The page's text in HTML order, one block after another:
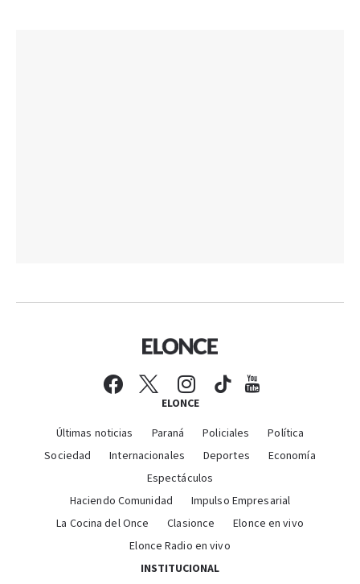
ELONCE
Últimas noticias Paraná Policiales
Política
Sociedad
Internacionales Deportes
Economía
Espectáculos
Haciendo Comunidad
Impulso Empresarial
La Cocina del Once
Clasionce
Elonce en vivo
Elonce Radio en vivo
INSTITUCIONAL